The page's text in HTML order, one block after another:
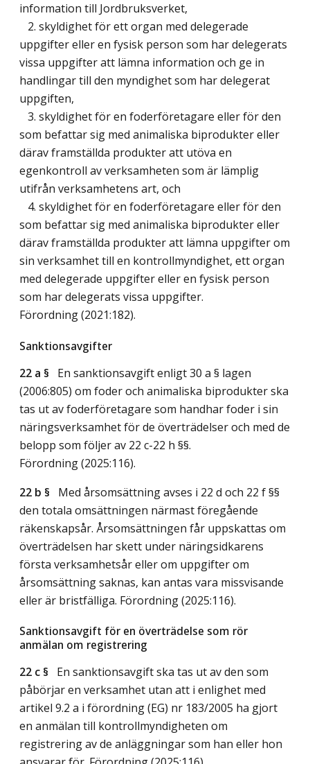
information till Jordbruksverket,
2. skyldighet för ett organ med delegerade
uppgifter eller en fysisk person som har delegerats
vissa uppgifter att lämna information och ge in
handlingar till den myndighet som har delegerat
uppgiften,
3. skyldighet för en foderföretagare eller för den
som befattar sig med animaliska biprodukter eller
därav framställda produkter att utöva en
egenkontroll av verksamheten som är lämplig
utifrån verksamhetens art, och
4. skyldighet för en foderföretagare eller för den
som befattar sig med animaliska biprodukter eller
därav framställda produkter att lämna uppgifter om
sin verksamhet till en kontrollmyndighet, ett organ
med delegerade uppgifter eller en fysisk person
som har delegerats vissa uppgifter.
Förordning (2021:182).
Sanktionsavgifter
22 a § En sanktionsavgift enligt 30 a § lagen
(2006:805) om foder och animaliska biprodukter ska
tas ut av foderföretagare som handhar foder i sin
näringsverksamhet för de överträdelser och med de
belopp som följer av 22 c-22 h §§.
Förordning (2025:116).
22 b § Med årsomsättning avses i 22 d och 22 f §§
den totala omsättningen närmast föregående
räkenskapsår. Årsomsättningen får uppskattas om
överträdelsen har skett under näringsidkarens
första verksamhetsår eller om uppgifter om
årsomsättning saknas, kan antas vara missvisande
eller är bristfälliga. Förordning (2025:116).
Sanktionsavgift för en överträdelse som rör
anmälan om registrering
22 c § En sanktionsavgift ska tas ut av den som
påbörjar en verksamhet utan att i enlighet med
artikel 9.2 a i förordning (EG) nr 183/2005 ha gjort
en anmälan till kontrollmyndigheten om
registrering av de anläggningar som han eller hon